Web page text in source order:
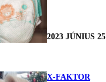
2023 JÚNIUS 25
X-FAKTOR